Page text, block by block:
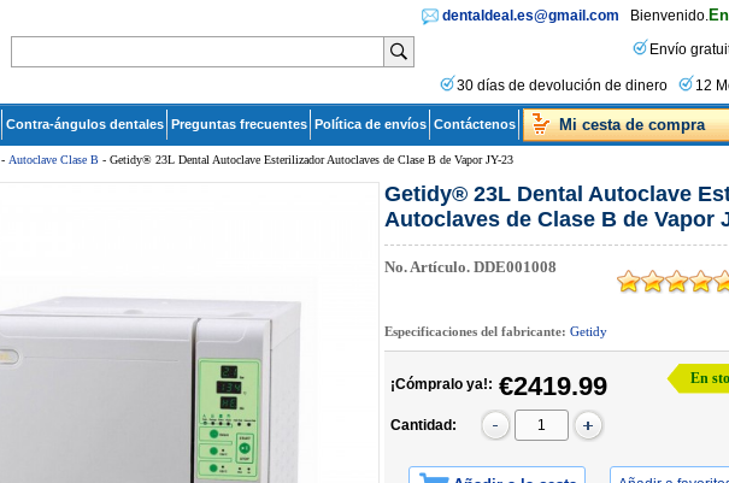
dentaldeal.es@gmail.com Bienvenido.
Envío
30 días de devolución de dinero 12
Contra-ángulos dentales Preguntas frecuentes Política de envíos Contáctenos Mi cesta de compra
- Autoclave Clase B - Getidy® 23L Dental Autoclave Esterilizador Autoclaves de Clase B de Vapor JY-23
Getidy® 23L Dental Autoclave
Autoclaves de Clase B de Vapor
No. Artículo. DDE001008
Especificaciones del fabricante: Getidy
En
¡Cómpralo ya!: €2419.99
Cantidad: